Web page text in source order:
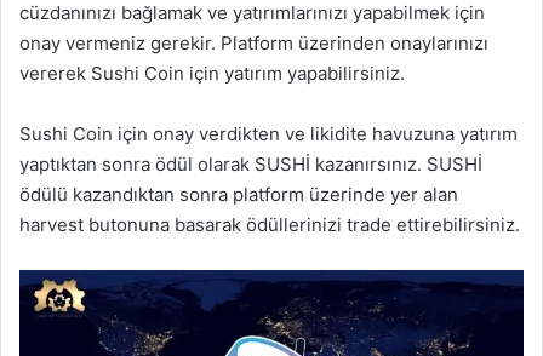
cüzdanınızı bağlamak ve yatırımlarınızı yapabilmek için
onay vermeniz gerekir. Platform üzerinden onaylarınızı
vererek Sushi Coin için yatırım yapabilirsiniz.
Sushi Coin için onay verdikten ve likidite havuzuna yatırım
yaptıktan sonra ödül olarak SUSHİ kazanırsınız. SUSHİ
ödülü kazandıktan sonra platform üzerinde yer alan
harvest butonuna basarak ödüllerinizi trade ettirebilirsiniz.